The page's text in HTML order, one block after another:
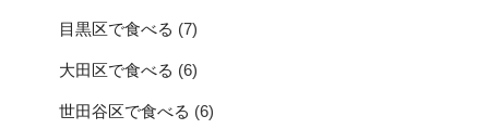
目黒区で食べる (7)
大田区で食べる (6)
世田谷区で食べる (6)